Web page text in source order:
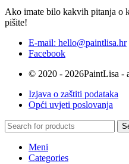
Ako imate bilo kakvih pitanja o
pišite!
E-mail: hello@paintlisa.hr
Facebook
© 2020 - 2026PaintLisa -
Izjava o zaštiti podataka
Opći uvjeti poslovanja
Meni
Categories